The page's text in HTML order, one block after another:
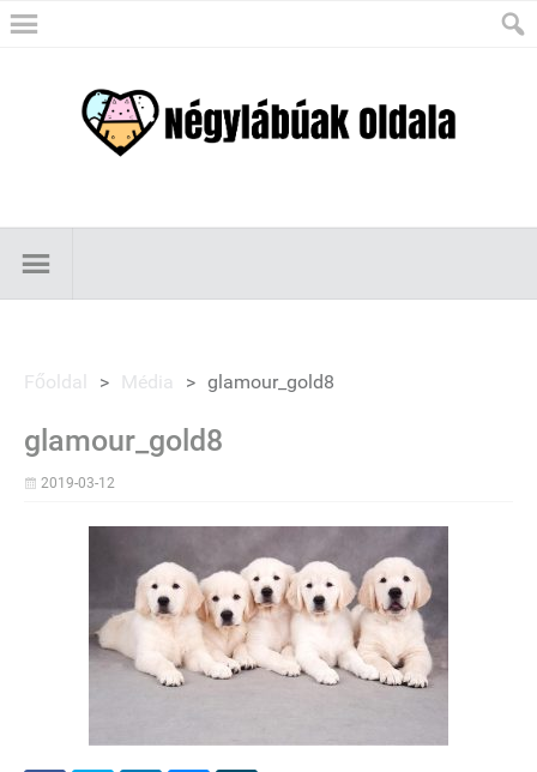
Főoldal > Média > glamour_gold8
glamour_gold8
2019-03-12